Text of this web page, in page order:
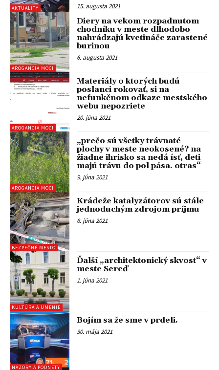
AKTUALITY 15. augusta 2021
AROGANCIA MOCI
Diery na vekom rozpadnutom
chodníku v meste dlhodobo
nahrádzajú kvetináče zarastené
burinou
6. augusta 2021
AROGANCIA MOCI
Materiály o ktorých budú
poslanci rokovať, si na
nefunkčnom odkaze mestského
webu nepozriete
20. júna 2021
AROGANCIA MOCI
„prečo sú všetky trávnaté
plochy v meste neokosené? na
žiadne ihrisko sa nedá ísť, deti
majú trávu do pol pása. otras“
9. júna 2021
BEZPEČNÉ MESTO
Krádeže katalyzátorov sú stále
jednoduchým zdrojom príjmu
6. júna 2021
KULTÚRA A UMENIE
Ďalší „architektonický skvost“ v
meste Sereď
1. júna 2021
NÁZORY A PODNETY
Bojím sa že sme v prdeli.
30. mája 2021